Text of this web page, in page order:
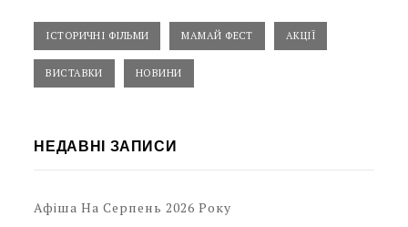
ІСТОРИЧНІ ФІЛЬМИ МАМАЙ ФЕСТ АКЦІЇ
ВИСТАВКИ НОВИНИ
НЕДАВНІ ЗАПИСИ
Афіша На Серпень 2026 Року